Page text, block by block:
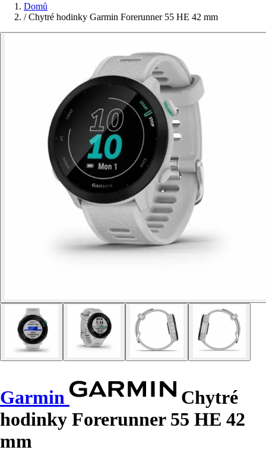
Domů
/ Chytré hodinky Garmin Forerunner 55 HE 42 mm
Garmin
Chytré
hodinky Forerunner 55 HE 42
mm